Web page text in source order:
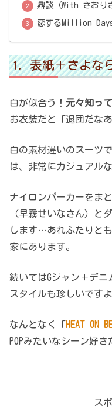
鼎談（With さおり
恋するMillion
表紙＋さよな
白が似合う！ 元々知っ
お衣装だと「退団だな
白の素材違いのスーツ
は、非常にカジュアルな
ナイロンパーカーをまと
（早霧せいなさん）と
します…あれふたりと
家にあります。
続いてはGジャン＋デ
スタイルも珍しいですよ
なんとなく「 HEAT ON
POPみたいなシーン好
ス